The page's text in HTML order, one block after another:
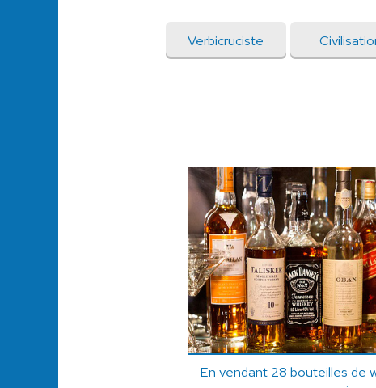
Verbicruciste
En vendant 28 bouteilles de